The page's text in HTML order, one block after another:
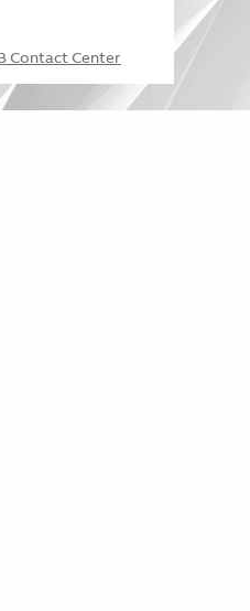
Contact Center